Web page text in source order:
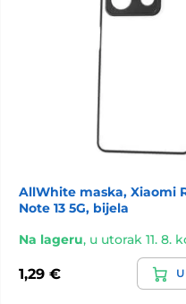
AllWhite maska, Xiaomi
Note 13 5G, bijela
Na lageru, u utorak 11. 8.
1,29 €